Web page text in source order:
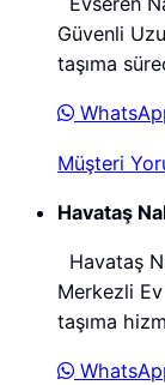
Güvenli
taşıma
Müşteri
Havataş
Havataş
Merkezli
taşıma